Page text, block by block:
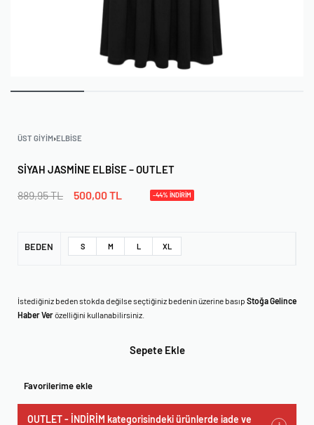
ÜST GIYIM›ELBISE
SIYAH JASMINE ELBISE – OUTLET
889,95TL 500,00TL -44% İNDİRİM
BEDEN S M L XL
İstediğiniz beden stokda değilse seçtiğiniz bedenin üzerine basıp Stoğa Gelince
Haber Verözelliğini kullanabilirsiniz.
Sepete Ekle
Favorilerime ekle
OUTLET - İNDİRİM kategorisindeki ürünlerde iade ve